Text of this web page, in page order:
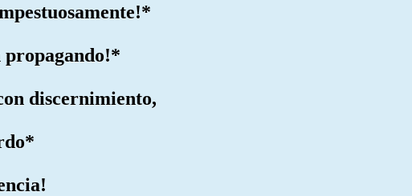
propagando!*
discernimiento,